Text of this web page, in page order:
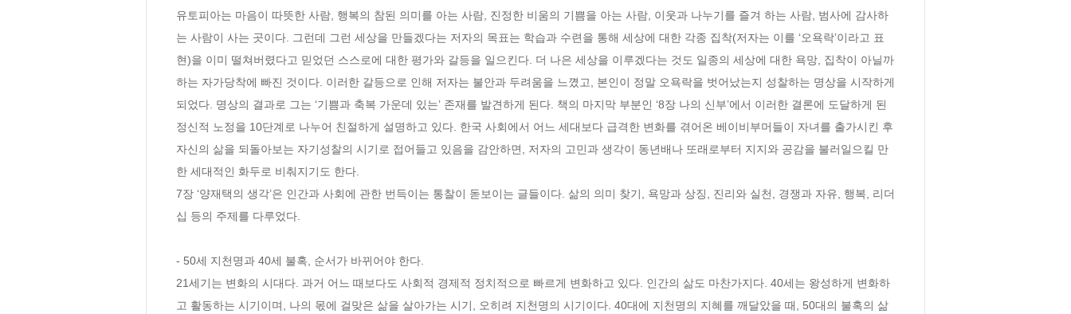
유토피아는 마음이 따뜻한 사람, 행복의 참된 의미를 아는 사람, 진정한 비움의 기쁨을 아는 사람, 이웃과 나누기를 즐겨 하는 사람, 범사에 감사하
는 사람이 사는 곳이다. 그런데 그런 세상을 만들겠다는 저자의 목표는 학습과 수련을 통해 세상에 대한 각종 집착(저자는 이를 ‘오욕락’이라고 표
현)을 이미 떨쳐버렸다고 믿었던 스스로에 대한 평가와 갈등을 일으킨다. 더 나은 세상을 이루겠다는 것도 일종의 세상에 대한 욕망, 집착이 아닐까
하는 자가당착에 빠진 것이다. 이러한 갈등으로 인해 저자는 불안과 두려움을 느꼈고, 본인이 정말 오욕락을 벗어났는지 성찰하는 명상을 시작하게
되었다. 명상의 결과로 그는 ‘기쁨과 축복 가운데 있는’ 존재를 발견하게 된다. 책의 마지막 부분인 ‘8장 나의 신부’에서 이러한 결론에 도달하게 된
정신적 노정을 10단계로 나누어 친절하게 설명하고 있다. 한국 사회에서 어느 세대보다 급격한 변화를 겪어온 베이비부머들이 자녀를 출가시킨 후
자신의 삶을 되돌아보는 자기성찰의 시기로 접어들고 있음을 감안하면, 저자의 고민과 생각이 동년배나 또래로부터 지지와 공감을 불러일으킬 만
한 세대적인 화두로 비춰지기도 한다.
7장 ‘양재택의 생각’은 인간과 사회에 관한 번득이는 통찰이 돋보이는 글들이다. 삶의 의미 찾기, 욕망과 상징, 진리와 실천, 경쟁과 자유, 행복, 리더
십 등의 주제를 다루었다.
- 50세 지천명과 40세 불혹, 순서가 바뀌어야 한다.
21세기는 변화의 시대다. 과거 어느 때보다도 사회적 경제적 정치적으로 빠르게 변화하고 있다. 인간의 삶도 마찬가지다. 40세는 왕성하게 변화하
고 활동하는 시기이며, 나의 몫에 걸맞은 삶을 살아가는 시기, 오히려 지천명의 시기이다. 40대에 지천명의 지혜를 깨달았을 때, 50대의 불혹의 삶